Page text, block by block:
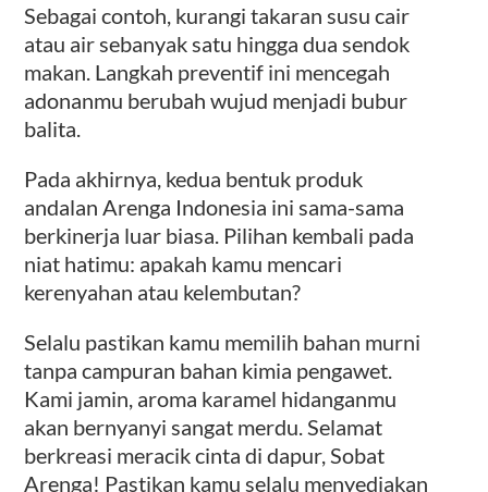
Sebagai contoh, kurangi takaran susu cair
atau air sebanyak satu hingga dua sendok
makan. Langkah preventif ini mencegah
adonanmu berubah wujud menjadi bubur
balita.
Pada akhirnya, kedua bentuk produk
andalan Arenga Indonesia ini sama-sama
berkinerja luar biasa. Pilihan kembali pada
niat hatimu: apakah kamu mencari
kerenyahan atau kelembutan?
Selalu pastikan kamu memilih bahan murni
tanpa campuran bahan kimia pengawet.
Kami jamin, aroma karamel hidanganmu
akan bernyanyi sangat merdu. Selamat
berkreasi meracik cinta di dapur, Sobat
Arenga! Pastikan kamu selalu menyediakan